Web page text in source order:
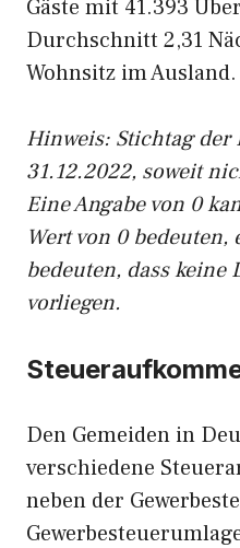
Gäste mit 41.393
Durchschnitt 2,31
Wohnsitz im Ausland.
Hinweis: Stichtag der
31.12.2022, soweit
Eine Angabe von 0
Wert von 0 bedeuten,
bedeuten, dass keine
vorliegen.
Den Gemeiden in
verschiedene
neben der